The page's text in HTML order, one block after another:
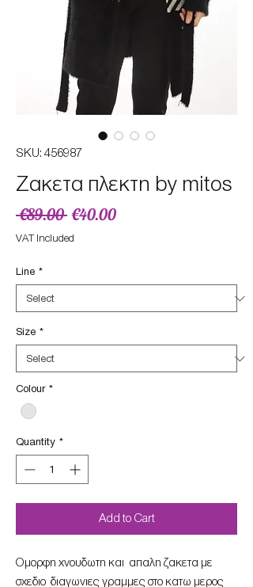
SKU: 456987
Zακετα πλεκτη by mitos
€89.00 Regular
Price
€40.00Sale
VAT Included
Line *
Size *
Colour *
Quantity *
Add to Cart
Oμορφη χνουδωτη και απαλη ζακετα με
σχεδιο διαγωνιες γραμμες στο κατω μερος